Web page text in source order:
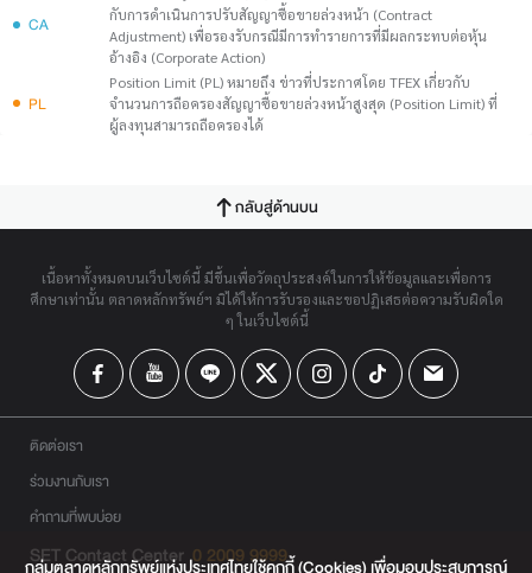
CA
กับการดำเนินการปรับสัญญาซื้อขายล่วงหน้า (Contract
Adjustment) เพื่อรองรับกรณีมีการทำรายการที่มีผลกระทบต่อหุ้น
อ้างอิง (Corporate Action)
PL
Position Limit (PL) หมายถึง ข่าวที่ประกาศโดย TFEX เกี่ยวกับ
จำนวนการถือครองสัญญาซื้อขายล่วงหน้าสูงสุด (Position Limit) ที่
ผู้ลงทุนสามารถถือครองได้
กลับสู่ด้านบน
เนื้อหาทั้งหมดบนเว็บไซต์นี้ มีขึ้นเพื่อวัตถุประสงค์ในการให้ข้อมูลและเพื่อการ
ศึกษาเท่านั้น ตลาดหลักทรัพย์ฯ มิได้ให้การรับรองและขอปฏิเสธต่อความรับผิดใด
ๆ ในเว็บไซต์นี้
ติดต่อเรา
ร่วมงานกับเรา
คำถามที่พบบ่อย
SET Contact Center 0 2009 9999